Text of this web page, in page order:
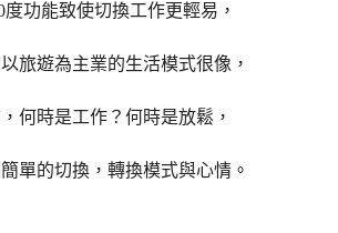
度功能致使切換工作更輕易，
旅遊為主業的生活模式很像，
何時是工作？何時是放鬆，
單的切換，轉換模式與心情。